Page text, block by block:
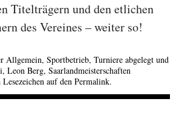
Titelträgern und den etlichen
des Vereines – weiter so!
Allgemein, Sportbetrieb, Turniere abgelegt und
, Leon Berg, Saarlandmeisterschaften
auf den Permalink.